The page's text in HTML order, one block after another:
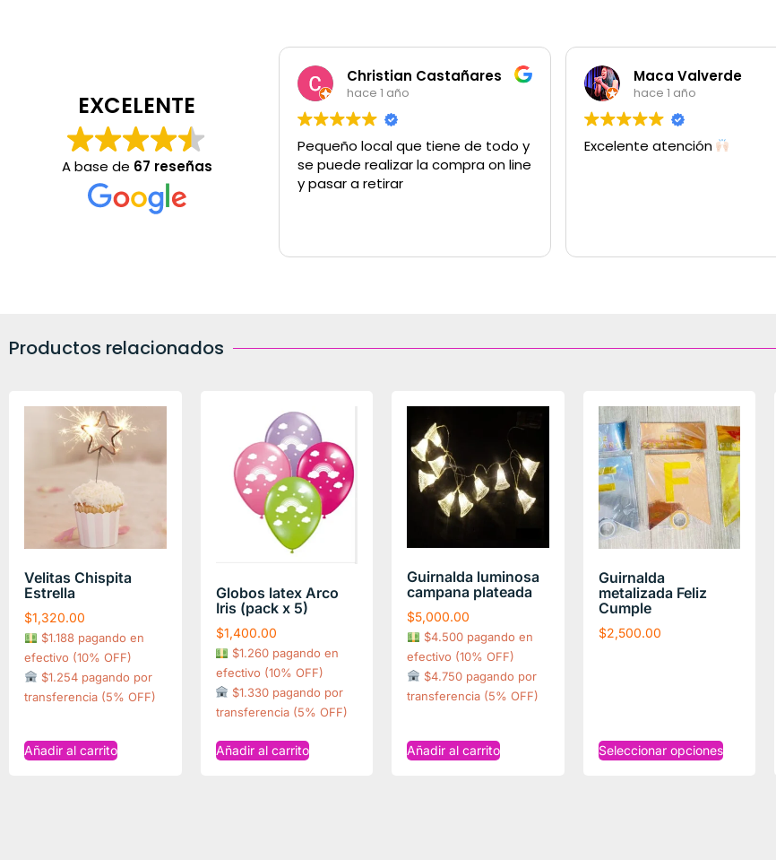
EXCELENTE
A base de 67 reseñas
Christian Castañares
hace 1 año
Pequeño local que tiene de todo y
se puede realizar la compra on line
y pasar a retirar
Maca Valverde
hace 1 año
Excelente atención
Productos relacionados
Velitas Chispita
Estrella
$1,320.00
$1.188 pagando en
efectivo (10% OFF)
$1.254 pagando por
transferencia (5% OFF)
Añadir al carrito
Globos latex Arco
Iris (pack x 5)
$1,400.00
$1.260 pagando en
efectivo (10% OFF)
$1.330 pagando por
transferencia (5% OFF)
Añadir al carrito
Guirnalda luminosa
campana plateada
$5,000.00
$4.500 pagando en
efectivo (10% OFF)
$4.750 pagando por
transferencia (5% OFF)
Añadir al carrito
Guirnalda
metalizada Feliz
Cumple
$2,500.00
Seleccionar opciones